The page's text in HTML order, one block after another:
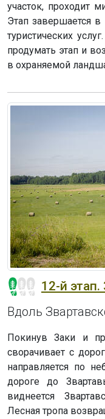
участок, проходит
Этап завершается
туристических
продумать этап и
в охраняемой
12-й этап.
Вдоль
Покинув Заки и
сворачивает с
направляется по
дороге до
виднеется
Лесная тропа